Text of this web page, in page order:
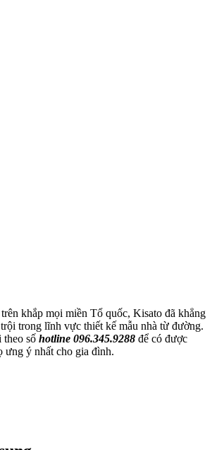
khắp mọi miền Tổ quốc, Kisato đã khẳng
trong lĩnh vực thiết kế mẫu nhà từ đường.
theo số hotline 096.345.9288 để có được
ưng ý nhất cho gia đình.